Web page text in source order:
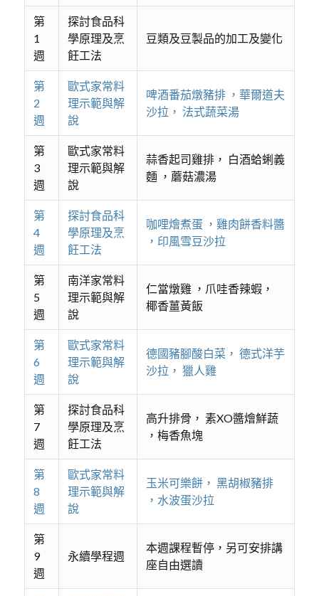
第
1
週
探討食品科
學原理及烹
飪工法
豆類及豆製品的加工及變化
第
2
週
歐式家常料
理示範與解
說
啤酒番茄燉豬排 ，華爾道夫
沙拉， 法式蔬菜湯
第
3
週
歐式家常料
理示範與解
說
蒜香起司雞排， 白酒蛤蜊義
麵 ，蘑菇濃湯
第
4
週
探討食品科
學原理及烹
飪工法
咖哩燴煮蛋 ，雞肉餅香料醬
，印風雪豆沙拉
第
5
週
南洋家常料
理示範與解
說
仁當燉雞 ，爪哇香辣蝦，
椰香薑黃飯
第
6
週
歐式家常料
理示範與解
說
德國豬腳酸白菜， 德式洋芋
沙拉， 獵人雞
第
7
週
探討食品科
學原理及烹
飪工法
高升排骨， 素XO醬燴鮮蔬
，梅香魚塊
第
8
週
歐式家常料
理示範與解
說
玉米可樂餅， 黑胡椒豬排
，水波蛋沙拉
第
9
週
永續學程週
本週課程暫停，另可安排講
座自由選讀